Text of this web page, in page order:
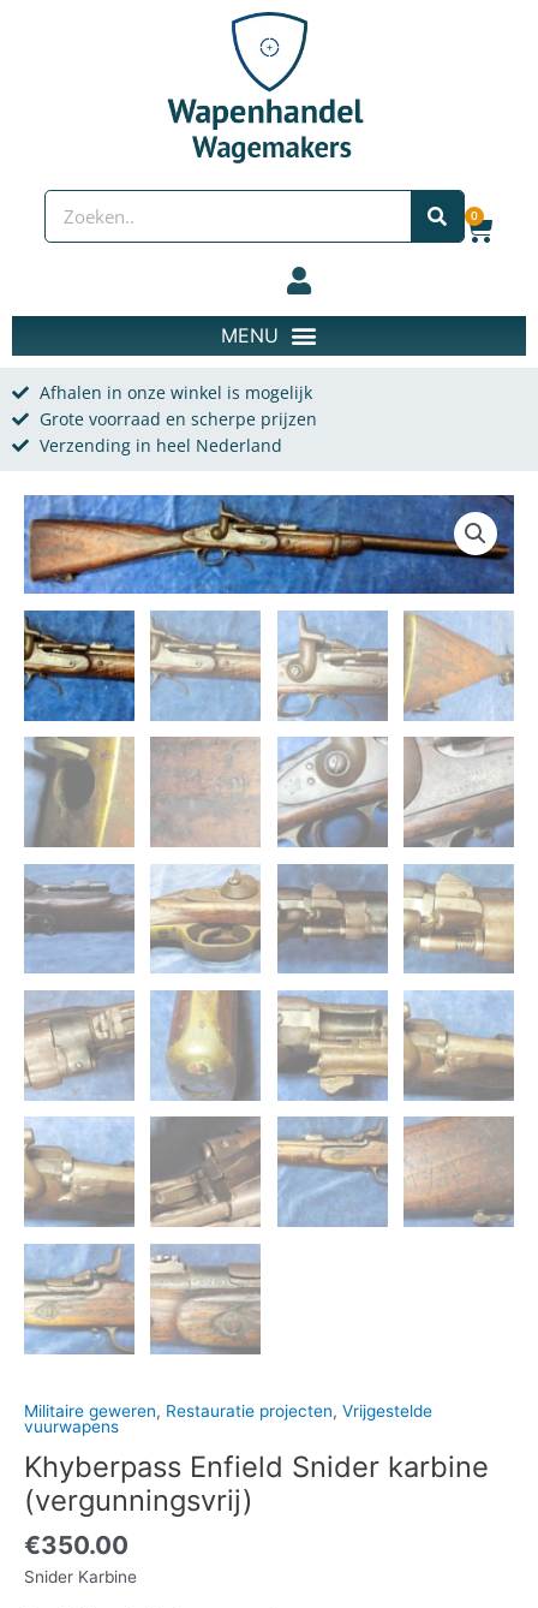
0
Afhalen in onze winkel is mogelijk
Grote voorraad en scherpe prijzen
Verzending in heel Nederland
Militaire geweren, Restauratie projecten, Vrijgestelde
vuurwapens
Khyberpass Enfield Snider karbine
(vergunningsvrij)
€350.00
Snider Karbine
Khyberpass Enfield Snider karbine (vergunningsvrij) aantal